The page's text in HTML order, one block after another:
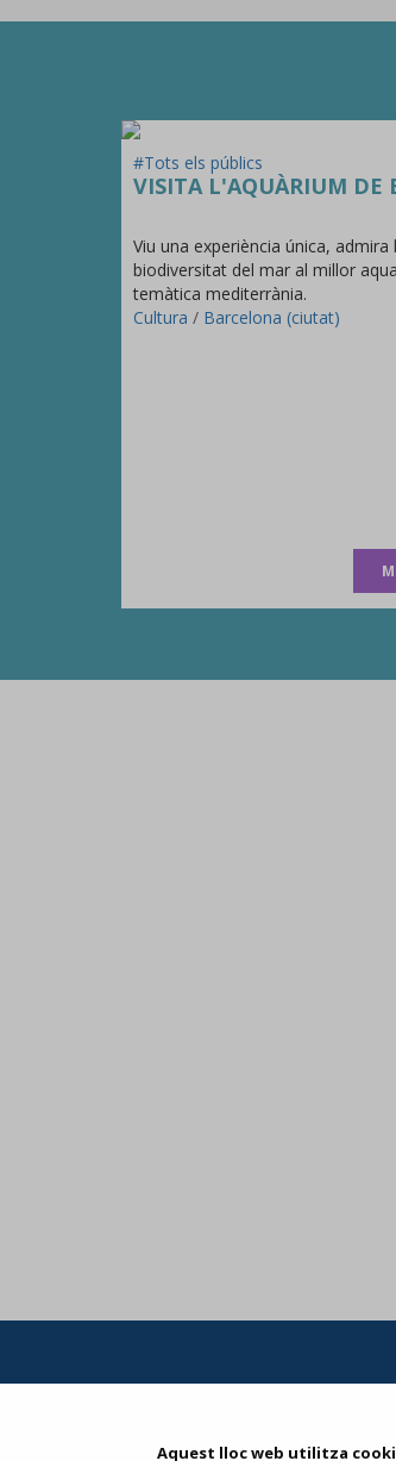
Aquest lloc web utilitza
#Tots els públics
VISITA L'AQUÀRIUM DE
Viu una experiència única, admira
biodiversitat del mar al millor
temàtica mediterrània.
Cultura / Barcelona (ciutat)